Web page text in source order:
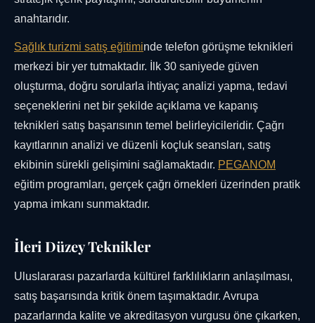
anahtarıdır.
Sağlık turizmi satış eğitiminde telefon görüşme teknikleri
merkezi bir yer tutmaktadır. İlk 30 saniyede güven
oluşturma, doğru sorularla ihtiyaç analizi yapma, tedavi
seçeneklerini net bir şekilde açıklama ve kapanış
teknikleri satış başarısının temel belirleyicileridir. Çağrı
kayıtlarının analizi ve düzenli koçluk seansları, satış
ekibinin sürekli gelişimini sağlamaktadır. PEGANOM
eğitim programları, gerçek çağrı örnekleri üzerinden pratik
yapma imkanı sunmaktadır.
İleri Düzey Teknikler
Uluslararası pazarlarda kültürel farklılıkların anlaşılması,
satış başarısında kritik önem taşımaktadır. Avrupa
pazarlarında kalite ve akreditasyon vurgusu öne çıkarken,